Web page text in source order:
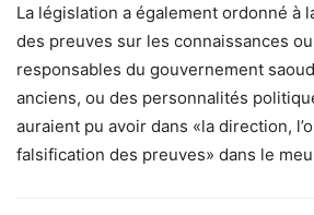
La législation a également ordonné à
des preuves sur les connaissances
responsables du gouvernement
anciens, ou des personnalités
auraient pu avoir dans «la direction,
falsification des preuves» dans le